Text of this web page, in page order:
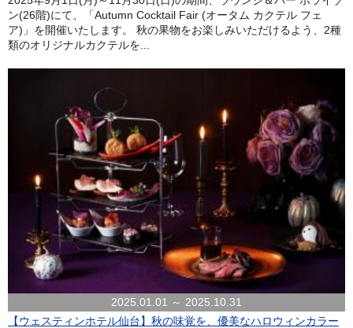
ン(26階)にて、「Autumn Cocktail Fair (オータム カクテル フェ
ア)」を開催いたします。 秋の果物をお楽しみいただけるよう、2種
類のオリジナルカクテルを...
2025.01.01 ～ 2025.10.31
【ウェスティンホテル仙台】秋の味覚を、優美なハロウィンカラー